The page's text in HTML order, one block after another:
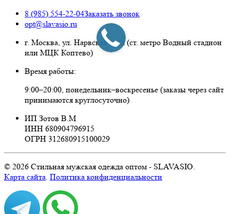
8 (985) 554-22-04Заказать звонок
opt@slavasio.ru
г. Москва, ул. Нарвская д.2а(ст. метро Водный стадион
или МЦК Коптево)
Время работы:
9:00–20:00, понедельник–воскресенье (заказы через сайт
принимаются круглосуточно)
ИП Зотов В.М
ИНН 680904796915
ОГРН 312680915100029
© 2026 Стильная мужская одежда оптом - SLAVASIO.
Карта сайта. Политика конфиденциальности